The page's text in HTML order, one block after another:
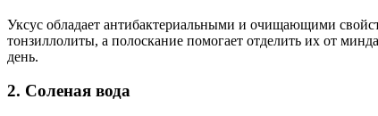
Уксус обладает антибактериальными и очищающими
тонзиллолиты, а полоскание помогает отделить их от
день.
2. Соленая вода